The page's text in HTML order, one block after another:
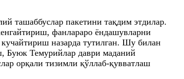
ташаббуслар пакетини тақдим этдилар.
фанлараро ёндашувларни
назарда тутилган. Шу билан
Буюк Темурийлар даври маданий
орқали тизимли қўллаб-қувватлаш